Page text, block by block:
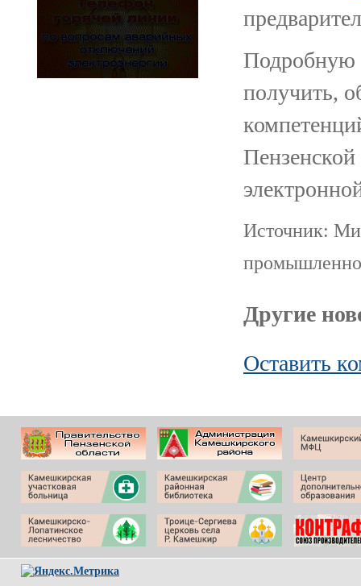
Подробную
получить,
Источник:
Другие
Оставить